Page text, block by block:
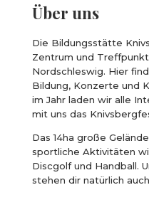
Über uns
Die Bildungsstätte
Zentrum und
Nordschleswig. Hier
Bildung, Konzerte und
im Jahr laden wir alle
mit uns das
Das 14ha große
sportliche Aktivitäten
Discgolf und Handball.
stehen dir natürlich